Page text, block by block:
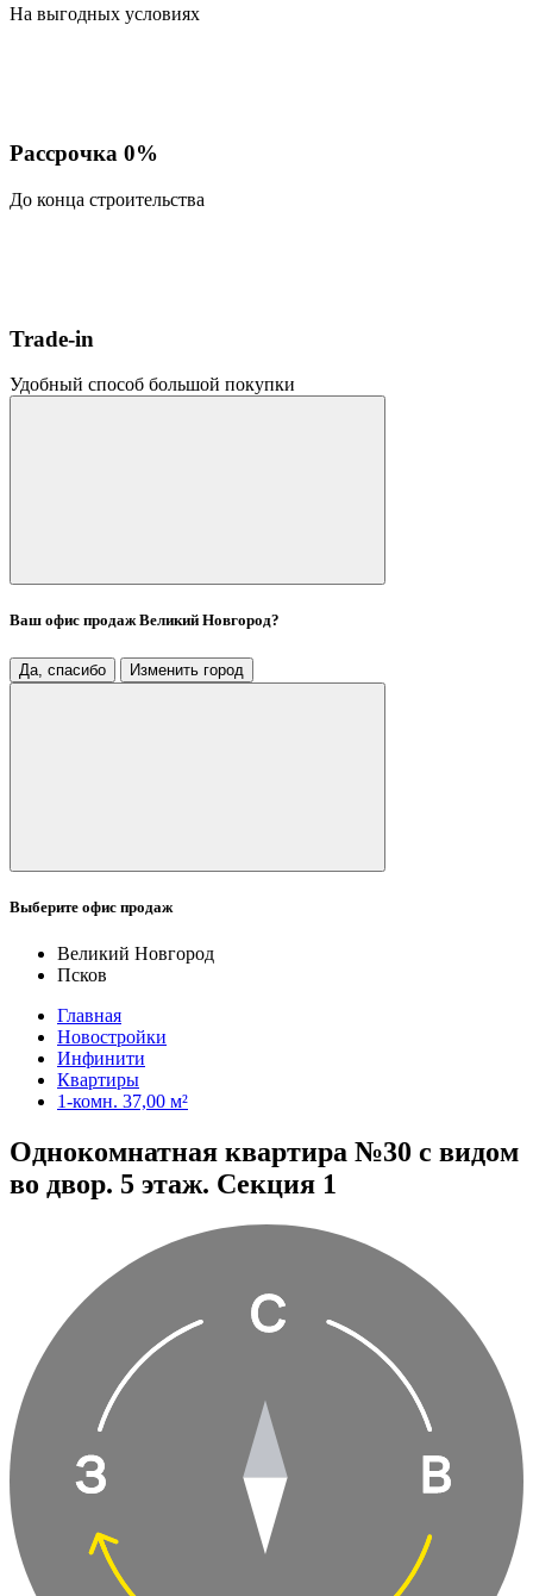
На выгодных условиях
Рассрочка 0%
До конца строительства
Trade-in
Удобный способ большой покупки
Ваш офис продажВеликий Новгород?
Да, спасибо Изменить город
Выберите офис продаж
Великий Новгород
Псков
Главная
Новостройки
Инфинити
Квартиры
1-комн. 37,00 м²
Однокомнатная квартира №30 с видом
во двор. 5 этаж. Секция 1